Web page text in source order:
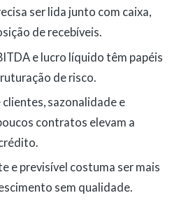
ser lida junto com caixa,
de recebíveis.
e lucro líquido têm papéis
de risco.
sazonalidade e
contratos elevam a
e previsível costuma ser mais
sem qualidade.